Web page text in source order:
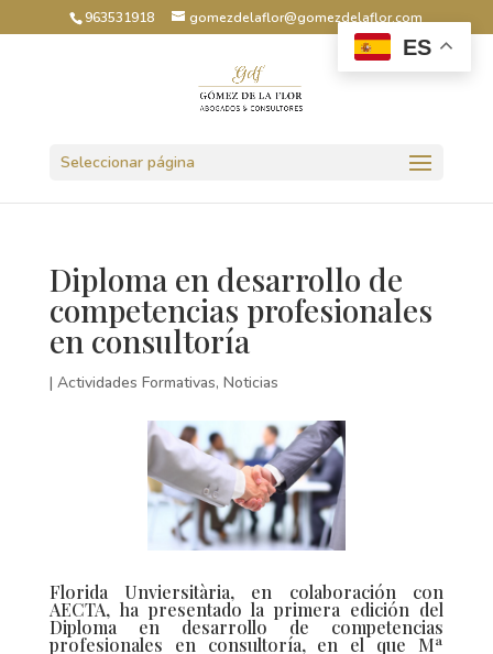
963531918 gomezdelaflor@gomezdelaflor.com
Seleccionar página
Diploma en desarrollo de
competencias profesionales
en consultoría
| Actividades Formativas, Noticias
Florida Unviersitària, en colaboración con
AECTA, ha presentado la primera edición del
Diploma en desarrollo de competencias
profesionales en consultoría, en el que Mª
ES